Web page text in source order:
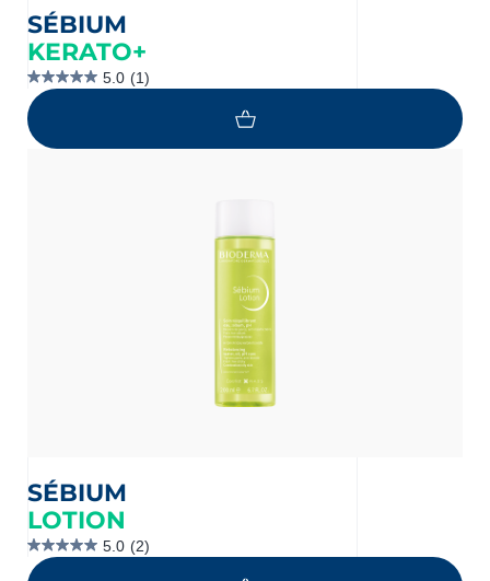
SÉBIUM
KERATO+
5.0 (1)
5.0
étoile(s)
sur
5.
SÉBIUM
LOTION
5.0 (2)
5.0
étoile(s)